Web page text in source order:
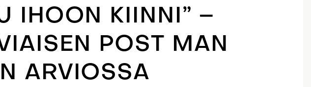
IHOON KIINNI” –
POST MAN
ARVIOSSA